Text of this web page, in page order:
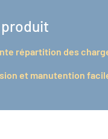
produit
répartition des
et manutention